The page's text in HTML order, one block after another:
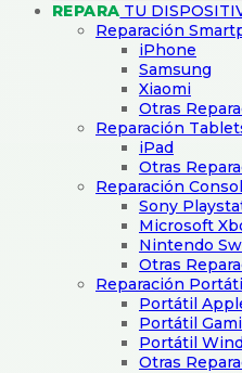
REPARA TU
Reparación
iPhone
Samsung
Xiaomi
Otras
Reparación
iPad
Otras
Reparación
Sony
Microsoft
Nintendo
Otras
Reparación
Portátil
Portátil
Portátil
Otras